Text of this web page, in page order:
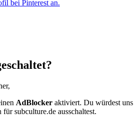
bei Pinterest an.
AdBlocker aktiviert. Du würdest uns
subculture.de ausschaltest.